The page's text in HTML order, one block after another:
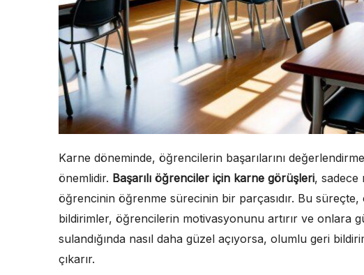
Karne döneminde, öğrencilerin başarılarını
önemlidir. Başarılı öğrenciler için karne görüşleri, sadece
öğrencinin öğrenme sürecinin bir parçasıdır. Bu süreçte,
bildirimler, öğrencilerin motivasyonunu artırır ve onlara
sulandığında nasıl daha güzel açıyorsa, olumlu geri
çıkarır.